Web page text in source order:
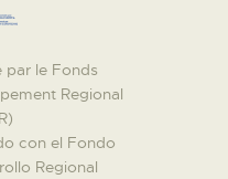
par le Fonds
Regional
con el Fondo
Regional